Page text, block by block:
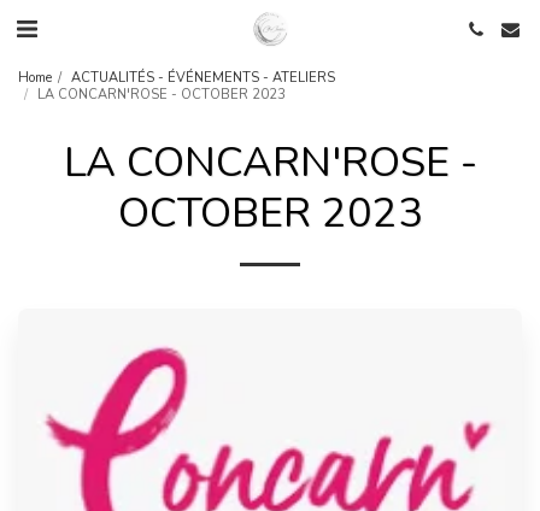
Home
ACTUALITÉS - ÉVÉNEMENTS - ATELIERS
LA CONCARN'ROSE - OCTOBER 2023
LA CONCARN'ROSE -
OCTOBER 2023